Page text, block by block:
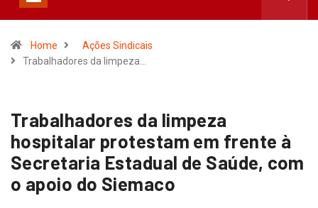
Home
Ações Sindicais
Trabalhadores da limpeza…
Trabalhadores da limpeza
hospitalar protestam em frente à
Secretaria Estadual de Saúde, com
o apoio do Siemaco